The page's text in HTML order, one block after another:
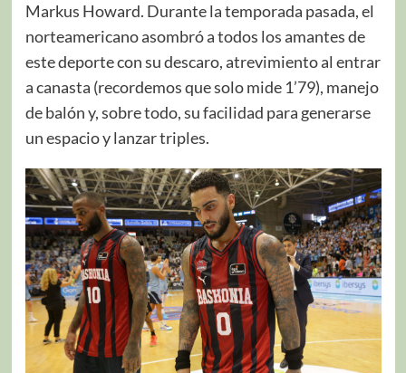
Markus Howard. Durante la temporada pasada, el
norteamericano asombró a todos los amantes de
este deporte con su descaro, atrevimiento al entrar
a canasta (recordemos que solo mide 1’79), manejo
de balón y, sobre todo, su facilidad para generarse
un espacio y lanzar triples.